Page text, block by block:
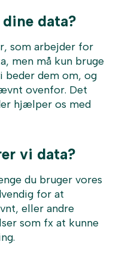
data?
som arbejder for
men må kun bruge
beder dem om, og
ovenfor. Det
hjælper os med
vi data?
du bruger vores
for at
eller andre
som fx at kunne